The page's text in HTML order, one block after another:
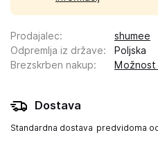
Prodajalec:
shumee
Odpremlja iz države:
Poljska
Brezskrben nakup: Možnost
Dostava
Standardna dostava predvidoma